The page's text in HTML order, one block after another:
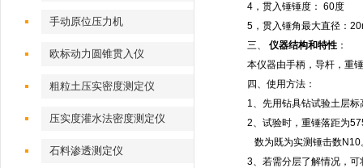
回弹模量检测仪
手动原位压力机
欧标动力圆锥贯入仪
粗粒土压实密度测定仪
压实度灌水法密度测定仪
石料渗透测定仪
4 ，贯入锤锤度： 60度
5 ，贯入锤角最大直径：
三、
仪器结构和特性 ：
本仪器由手柄，导杆，重
四、使用方法：
1、先用钻具钻试验土层
2、试验时，重锤落距为
数为既为实测锤击数N10
3、若需分层了解情况，